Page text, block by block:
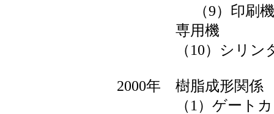
（9）印刷機ラ
専用機
（10）シリンダ
2000年 樹脂成形関係
（1）ゲートカ